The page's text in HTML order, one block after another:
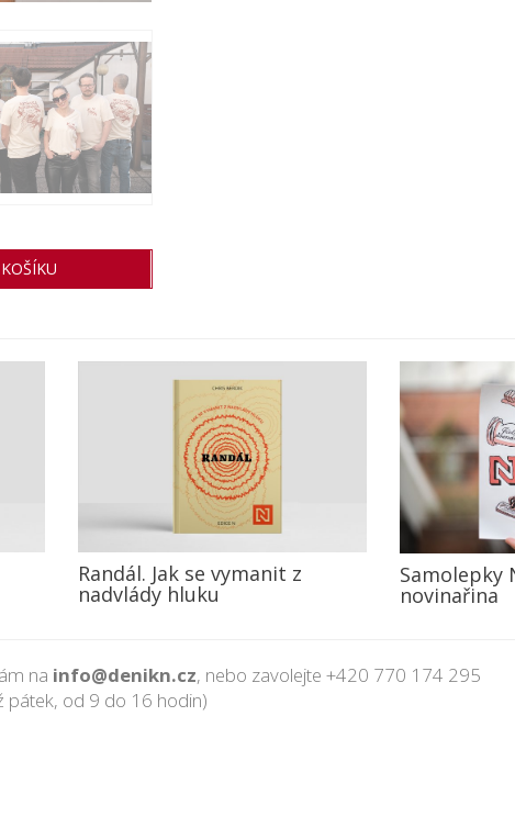
Randál. Jak se vymanit z
nadvlády hluku
Samolepky
novinařina
na info@denikn.cz, nebo zavolejte +420 770 174 295
pátek, od 9 do 16 hodin)